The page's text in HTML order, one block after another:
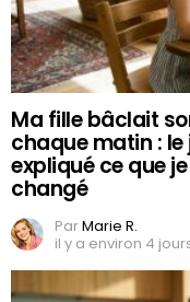
Ma fille bâclait
chaque matin : le
expliqué ce que
changé
ParMarie R.
il y a environ 4